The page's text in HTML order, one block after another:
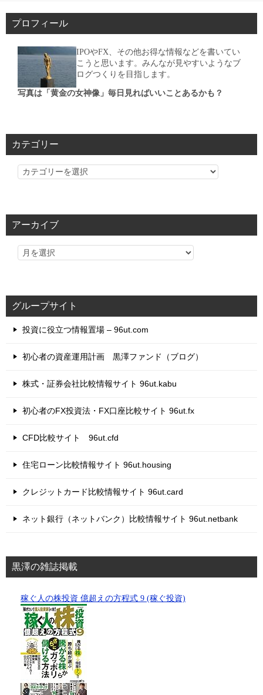
プロフィール
IPOやFX、その他お得な情報などを書いてい
こうと思います。みんなが見やすいようなブ
ログつくりを目指します。
写真は「黄金の女神像」毎日見ればいいことあるかも？
カテゴリー
カ
リ
アーカイブ
グループサイト
投資に役立つ情報置場 – 96ut.com
初心者の資産運用計画 黒澤ファンド（ブログ）
株式・証券会社比較情報サイト 96ut.kabu
初心者のFX投資法・FX口座比較サイト 96ut.fx
CFD比較サイト 96ut.cfd
住宅ローン比較情報サイト 96ut.housing
クレジットカード比較情報サイト 96ut.card
ネット銀行（ネットバンク）比較情報サイト 96ut.netbank
黒澤の雑誌掲載
稼ぐ人の株投資 億超えの方程式 9 (稼ぐ投資)